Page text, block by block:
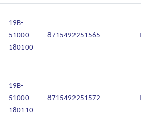
19B-
51000-
180100
8715492251565
19B-
51000-
180110
8715492251572